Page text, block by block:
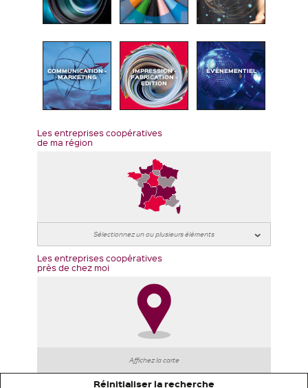
COMMUNICATION -
MARKETING
IMPRESSION -
FABRICATION -
EDITION
ÉVÉNEMENTIEL
Les entreprises coopératives
de ma région
Les entreprises coopératives
près de chez moi
Affichez la carte
Réinitialiser la recherche